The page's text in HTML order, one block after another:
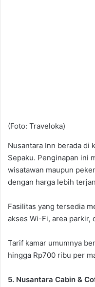
(Foto: Traveloka)
Nusantara Inn berada di
Sepaku. Penginapan ini
wisatawan maupun
dengan harga lebih
Fasilitas yang tersedia
akses Wi-Fi, area parkir,
Tarif kamar umumnya
hingga Rp700 ribu per
5. Nusantara Cabin &